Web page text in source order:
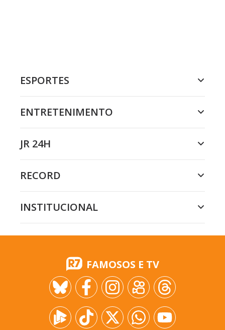
ESPORTES
ENTRETENIMENTO
JR 24H
RECORD
INSTITUCIONAL
FAMOSOS E TV